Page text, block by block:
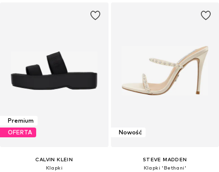
Premium
OFERTA
CALVIN KLEIN
Klapki
Nowość
STEVE MADDEN
Klapki 'Bethani'